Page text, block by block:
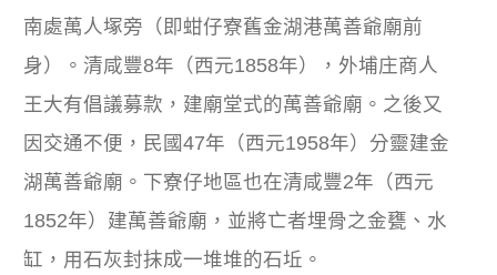
南處萬人塚旁（即蚶仔寮舊金湖港萬善爺廟前
身）。清咸豐8年（西元1858年），外埔庄商人
王大有倡議募款，建廟堂式的萬善爺廟。之後又
因交通不便，民國47年（西元1958年）分靈建金
湖萬善爺廟。下寮仔地區也在清咸豐2年（西元
1852年）建萬善爺廟，並將亡者埋骨之金甕、水
缸，用石灰封抹成一堆堆的石坵。